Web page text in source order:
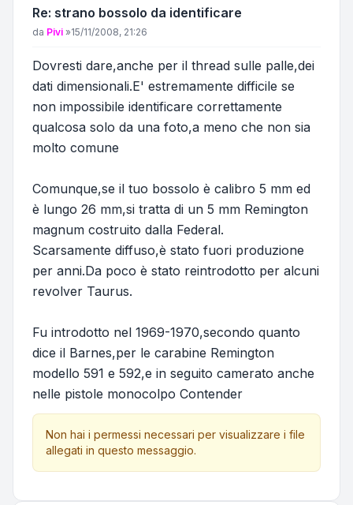
Re: strano bossolo da identificare
Messaggio
da Pivi »15/11/2008, 21:26
Dovresti dare,anche per il thread sulle palle,dei
dati dimensionali.E' estremamente difficile se
non impossibile identificare correttamente
qualcosa solo da una foto,a meno che non sia
molto comune
Comunque,se il tuo bossolo è calibro 5 mm ed
è lungo 26 mm,si tratta di un 5 mm Remington
magnum costruito dalla Federal.
Scarsamente diffuso,è stato fuori produzione
per anni.Da poco è stato reintrodotto per alcuni
revolver Taurus.
Fu introdotto nel 1969-1970,secondo quanto
dice il Barnes,per le carabine Remington
modello 591 e 592,e in seguito camerato anche
nelle pistole monocolpo Contender
Non hai i permessi necessari per visualizzare i file
allegati in questo messaggio.